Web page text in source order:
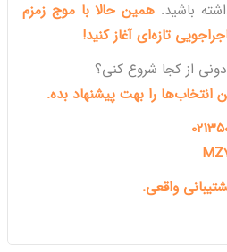
باشید. همین حالا با موج زمزم
تازه‌ای آغاز کنید!
از کجا شروع کنی؟
انتخاب‌ها را بهت پیشنهاد بده.
واقعی.